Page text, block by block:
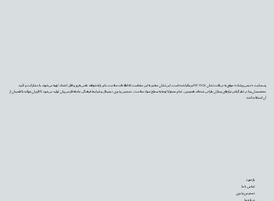
وب‌سایت «دیجی‌پزشک» موفق به دریافت نشان PIF TICK بریتانیا شده است. این نشان معتبر به این معناست که اطلاعات سلامت ما بر پایه شواهد علمی به‌روز و قابل اعتماد تهیه می‌شوند، با مشارکت و تأیید
متخصصان و با در نظر گرفتن نیازهای بیماران طراحی شده‌اند. همچنین، تمام محتوا با توجه به سطح سواد سلامت، دسترس‌پذیری دیجیتال و شرایط فرهنگی جامعه فارسی‌زبان تولید می‌شود تا کاربران بتوانند با اطمینان از
آن استفاده کنند.
بازخورد
تماس با ما
دسترس‌پذیری
درباره ما